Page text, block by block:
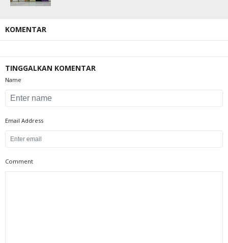
KOMENTAR
TINGGALKAN KOMENTAR
Name
Email Address
Comment